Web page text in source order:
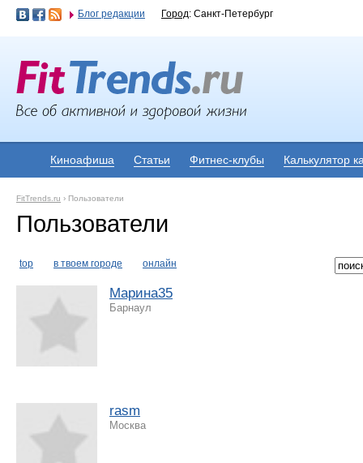
Блог редакции Город: Санкт-Петербург
Киноафиша Статьи Фитнес-клубы Калькулятор
FitTrends.ru › Пользователи
Пользователи
top в твоем городе онлайн
Марина35
Барнаул
rasm
Москва